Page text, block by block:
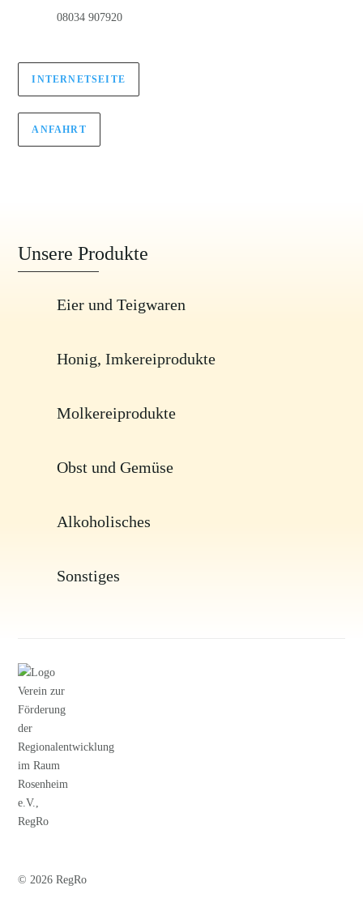
08034 907920
INTERNETSEITE
ANFAHRT
Unsere Produkte
Eier und Teigwaren
Honig, Imkereiprodukte
Molkereiprodukte
Obst und Gemüse
Alkoholisches
Sonstiges
© 2026 RegRo